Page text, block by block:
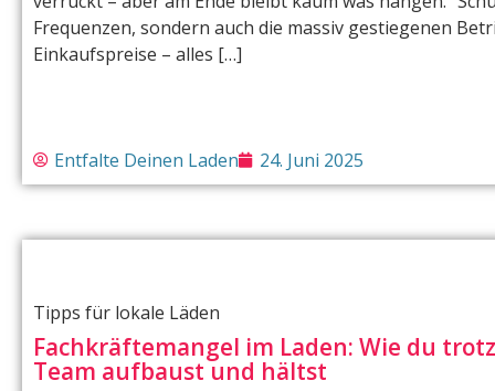
Frequenzen, sondern auch die massiv gestiegenen
Einkaufspreise – alles […]
Entfalte Deinen Laden 24. Juni 2025
Tipps für lokale Läden
Fachkräftemangel im Laden: Wie du
Team aufbaust und hältst